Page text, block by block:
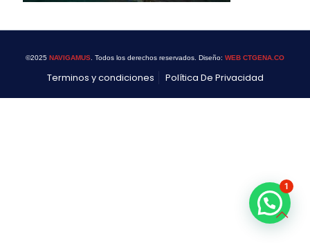
©2025 NAVIGAMUS . Todos los derechos reservados. Diseño: WEB CTGENA.CO
Terminos y condiciones Política De Privacidad
1